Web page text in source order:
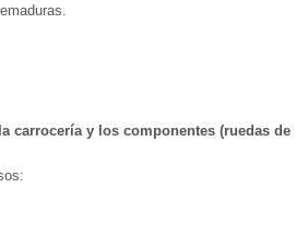
carrocería y los componentes (ruedas de